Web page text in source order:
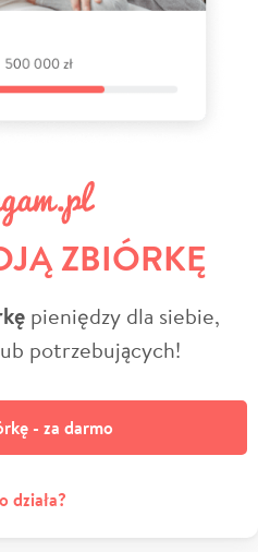
ZBIÓRKĘ
pieniędzy dla siebie,
potrzebujących!
- za darmo
działa?